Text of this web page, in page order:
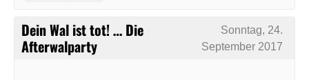
Dein Wal ist tot! … Die
Afterwalparty
Sonntag, 24.
September 2017